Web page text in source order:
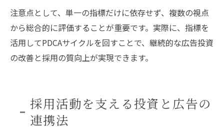
注意点として、単一の指標だけに依存せず、複数の視点
から総合的に評価することが重要です。実際に、指標を
活用してPDCAサイクルを回すことで、継続的な広告投資
の改善と採用の質向上が実現できます。
採用活動を支える投資と広告の
連携法